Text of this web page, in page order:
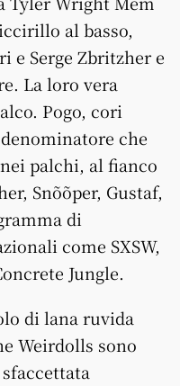
al basso,
e Serge Zbritzher e
La loro vera
Pogo, cori
che
palchi, al fianco
Snõõper, Gustaf,
di
come SXSW,
Jungle.
di lana ruvida
Weirdolls sono